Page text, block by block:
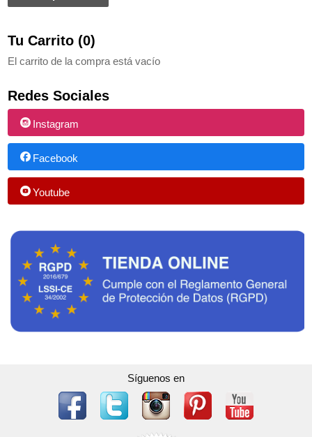
Tu Carrito (0)
El carrito de la compra está vacío
Redes Sociales
Instagram
Facebook
Youtube
Síguenos en